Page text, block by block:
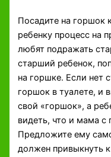
Посадите на горшок
ребенку процесс на
любят подражать
старший ребенок,
на горшке. Если нет
горшок в туалете, и
свой «горшок», а
видеть, что и мама с
Предложите ему
должен привыкнуть